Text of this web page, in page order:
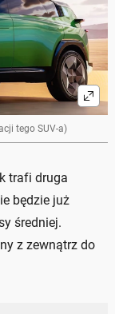
tego SUV-a)
trafi druga
będzie już
średniej.
z zewnątrz do